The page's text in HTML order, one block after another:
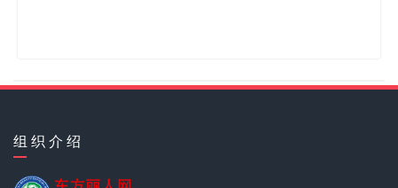
乐锋
组 织 介 绍